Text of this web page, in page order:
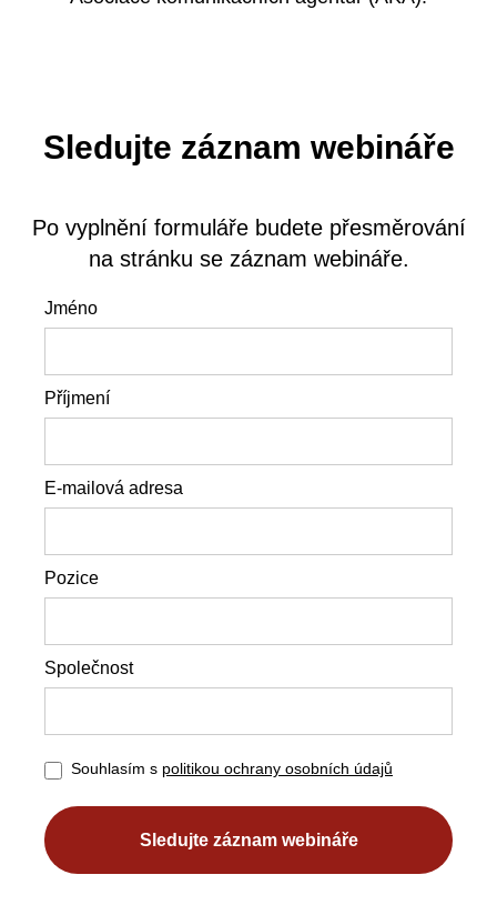
Sledujte záznam webináře
Po vyplnění formuláře budete přesměrování
na stránku se záznam webináře.
Jméno
Příjmení
E-mailová adresa
Pozice
Společnost
Souhlasím s politikou ochrany osobních údajů
Sledujte záznam webináře